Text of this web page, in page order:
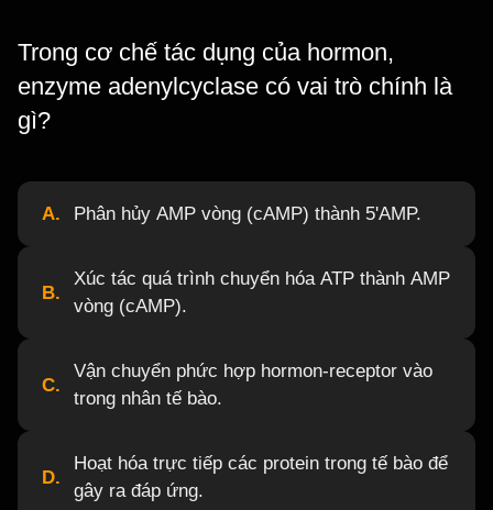
Trong cơ chế tác dụng của hormon,
enzyme adenylcyclase có vai trò chính là
gì?
A. Phân hủy AMP vòng (cAMP) thành 5'AMP.
B.
Xúc tác quá trình chuyển hóa ATP thành AMP
vòng (cAMP).
C.
Vận chuyển phức hợp hormon-receptor vào
trong nhân tế bào.
D.
Hoạt hóa trực tiếp các protein trong tế bào để
gây ra đáp ứng.